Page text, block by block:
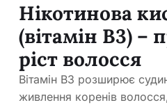
Нікотинова
(вітамін B3) –
ріст волосся
Вітамін B3 розширює
живлення коренів